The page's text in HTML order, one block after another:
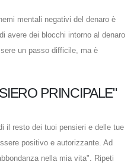
mentali negativi del denaro è
avere dei blocchi intorno al denaro
un passo difficile, ma è
PRINCIPALE"
il resto dei tuoi pensieri e delle tue
positivo e autorizzante. Ad
nella mia vita". Ripeti